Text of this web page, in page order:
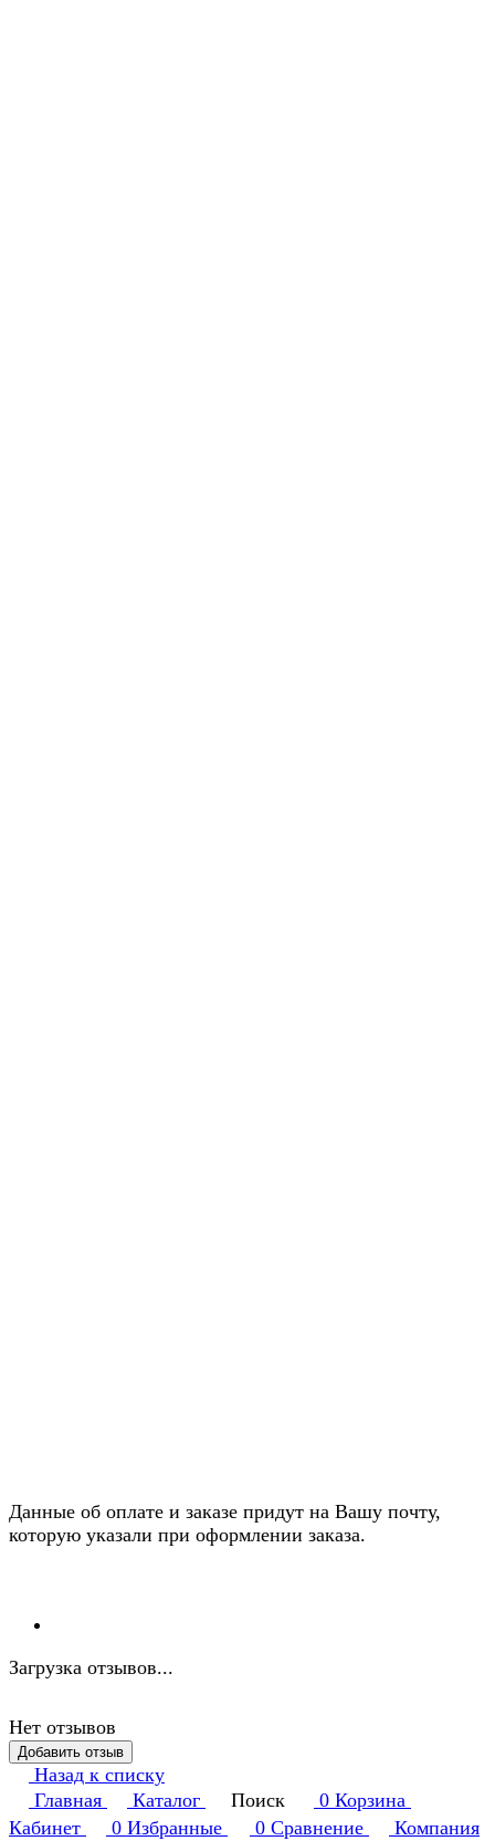
Данные об оплате и заказе придут на Вашу почту,
которую указали при оформлении заказа.
Загрузка отзывов...
Нет отзывов
Добавить отзыв
Назад к списку
Главная
Каталог Поиск 0 Корзина
Кабинет
0 Избранные 0 Сравнение
Компания